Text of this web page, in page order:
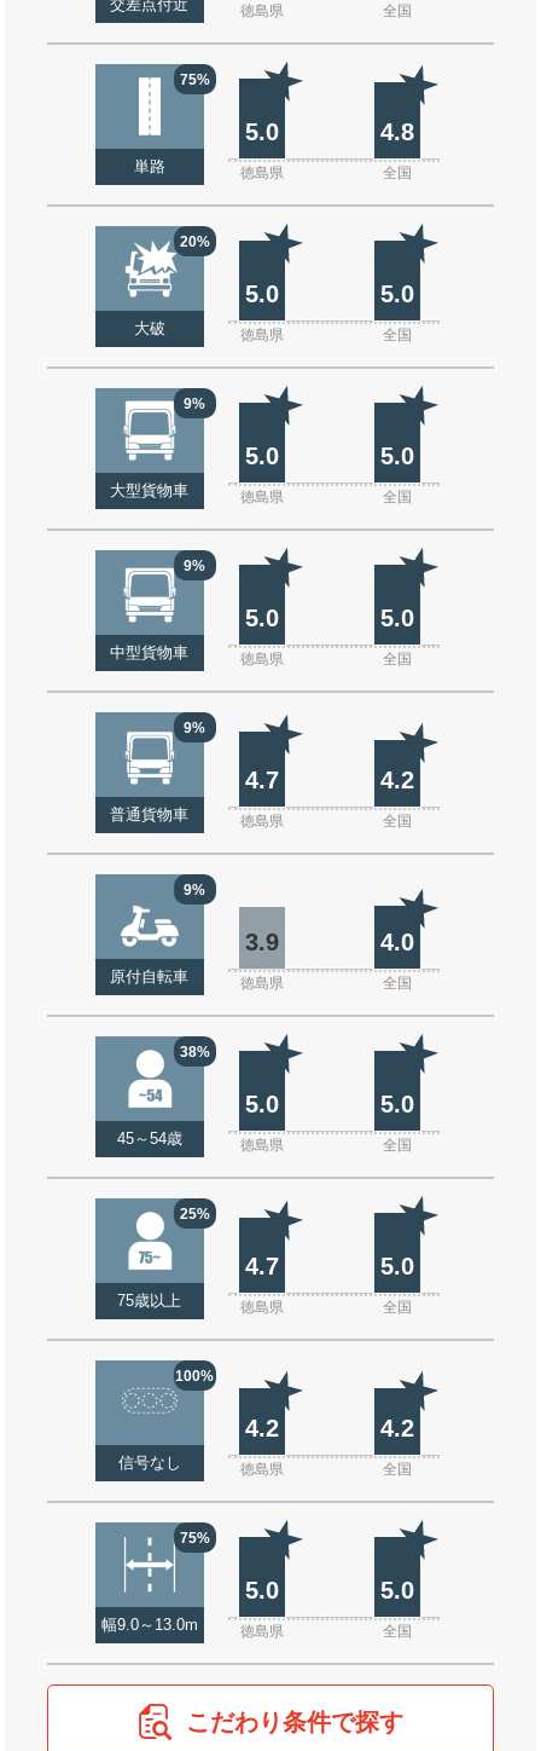
交差点付近 徳島県 全国
75%
単路
5.0 4.8
徳島県 全国
20%
大破
5.0 5.0
徳島県 全国
9%
大型貨物車
5.0 5.0
徳島県 全国
9%
中型貨物車
5.0 5.0
徳島県 全国
9%
普通貨物車
4.7 4.2
徳島県 全国
9%
原付自転車
3.9 4.0
徳島県 全国
38%
45～54歳
5.0 5.0
徳島県 全国
25%
75歳以上
4.7 5.0
徳島県 全国
100%
信号なし
4.2 4.2
徳島県 全国
75%
幅9.0～13.0m
5.0 5.0
徳島県 全国
こだわり条件で探す